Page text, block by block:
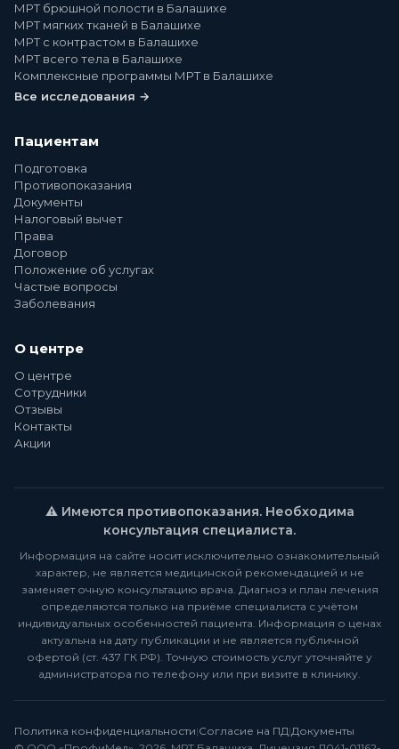
МРТ брюшной полости в Балашихе
МРТ мягких тканей в Балашихе
МРТ с контрастом в Балашихе
МРТ всего тела в Балашихе
Комплексные программы МРТ в Балашихе
Все исследования →
Пациентам
Подготовка
Противопоказания
Документы
Налоговый вычет
Права
Договор
Положение об услугах
Частые вопросы
Заболевания
О центре
О центре
Сотрудники
Отзывы
Контакты
Акции
⚠️ Имеются противопоказания. Необходима
консультация специалиста.
Информация на сайте носит исключительно ознакомительный
характер, не является медицинской рекомендацией и не
заменяет очную консультацию врача. Диагноз и план лечения
определяются только на приёме специалиста с учётом
индивидуальных особенностей пациента. Информация о ценах
актуальна на дату публикации и не является публичной
офертой (ст. 437 ГК РФ). Точную стоимость услуг уточняйте у
администратора по телефону или при визите в клинику.
Политика конфиденциальности|Согласие на ПД|Документы